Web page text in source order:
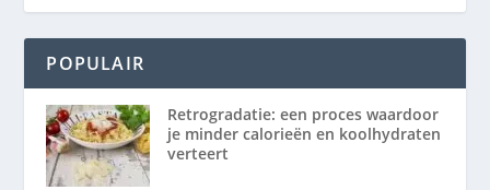
POPULAIR
Retrogradatie: een proces waardoor
je minder calorieën en koolhydraten
verteert